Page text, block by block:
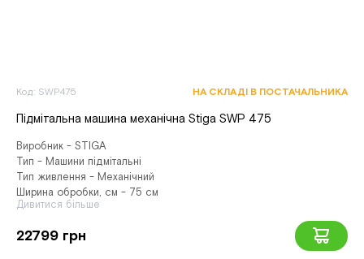
Код: SWP475 НА СКЛАДІ В ПОСТАЧАЛЬНИКА
Підмітальна машина механічна Stiga SWP 475
Виробник - STIGA
Тип - Машини підмітальні
Тип живлення - Механічний
Ширина обробки, см - 75 см
Дивитися більше
22799 грн